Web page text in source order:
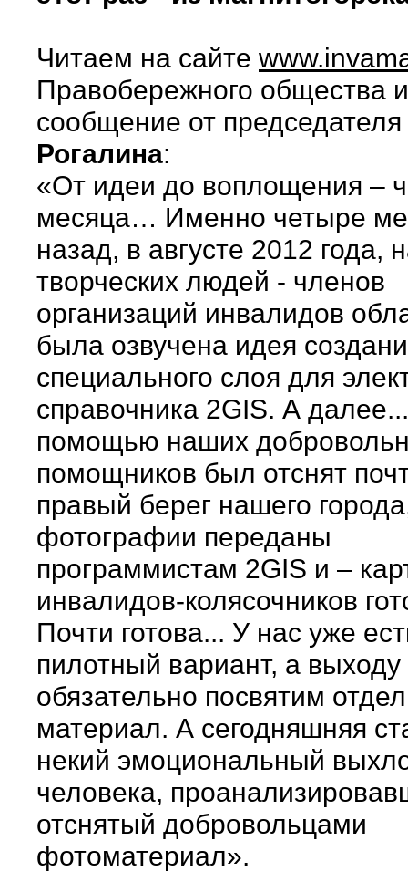
Читаем на сайте
Правобережного общества
сообщение от председателя
Рогалина:
«От идеи до воплощения –
месяца… Именно четыре
назад, в августе 2012 года,
творческих людей - членов
организаций инвалидов
была озвучена идея
специального слоя для
справочника 2GIS. А
помощью наших
помощников был отснят
правый берег нашего
фотографии переданы
программистам 2GIS и –
инвалидов-колясочников
Почти готова... У нас уже
пилотный вариант, а
обязательно посвятим
материал. А сегодняшняя
некий эмоциональный
человека,
отснятый добровольцами
фотоматериал».